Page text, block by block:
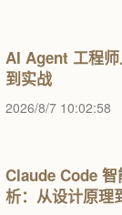
AI Agent 工程
到实战
2026/8/7 10:02:58
Claude Code
析：从设计原理